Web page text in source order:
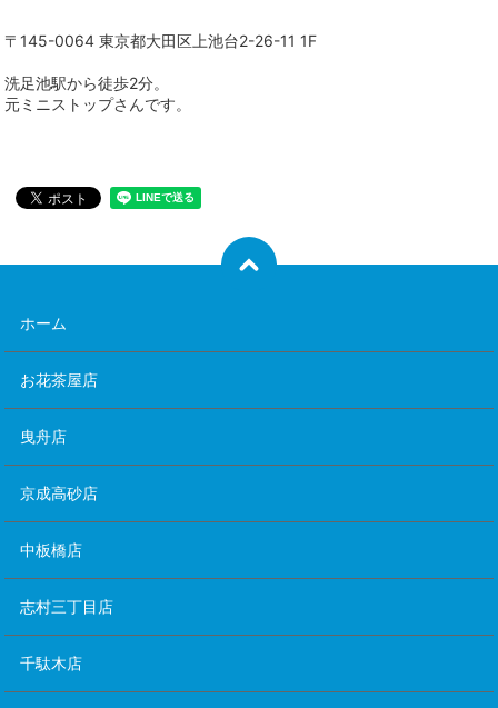
〒145-0064 東京都大田区上池台2-26-11 1F
洗足池駅から徒歩2分。
元ミニストップさんです。
ホーム
お花茶屋店
曳舟店
京成高砂店
中板橋店
志村三丁目店
千駄木店